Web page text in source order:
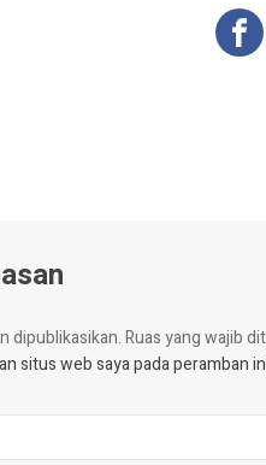
dipublikasikan.Ruas yang wajib
situs web saya pada peramban